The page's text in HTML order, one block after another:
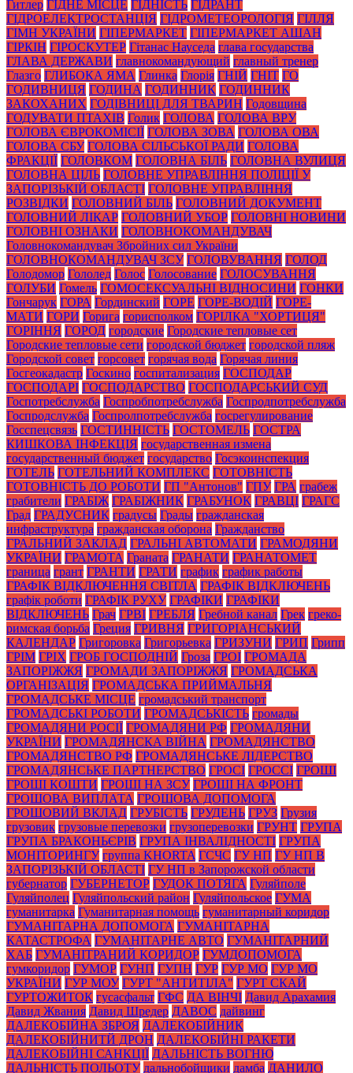
Гитлер ГІДНЕ МІСЦЕ ГІДНІСТЬ ГІДРАНТ
ГІДРОЕЛЕКТРОСТАНЦІЯ ГІДРОМЕТЕОРОЛОГІЯ ГІЛЛЯ
ГІМН УКРАЇНИ ГІПЕРМАРКЕТ ГІПЕРМАРКЕТ АШАН
ГІРКІН ГІРОСКУТЕР Гітанас Науседа глава государства
ГЛАВА ДЕРЖАВИ главнокомандующий главный тренер
Глазго ГЛИБОКА ЯМА Глинка Глорія ГНІЙ ГНІТ ГО
ГОДИВНИЦЯ ГОДИНА ГОДИННИК ГОДИННИК
ЗАКОХАНИХ ГОДІВНИЦІ ДЛЯ ТВАРИН Годовщина
ГОДУВАТИ ПТАХІВ Голик ГОЛОВА ГОЛОВА ВРУ
ГОЛОВА ЄВРОКОМІСІЇ ГОЛОВА ЗОВА ГОЛОВА ОВА
ГОЛОВА СБУ ГОЛОВА СІЛЬСЬКОЇ РАДИ ГОЛОВА
ФРАКЦІЇ ГОЛОВКОМ ГОЛОВНА БІЛЬ ГОЛОВНА ВУЛИЦЯ
ГОЛОВНА ЦІЛЬ ГОЛОВНЕ УПРАВЛІННЯ ПОЛІЦІЇ У
ЗАПОРІЗЬКІЙ ОБЛАСТІ ГОЛОВНЕ УПРАВЛІННЯ
РОЗВІДКИ ГОЛОВНИЙ БІЛЬ ГОЛОВНИЙ ДОКУМЕНТ
ГОЛОВНИЙ ЛІКАР ГОЛОВНИЙ УБОР ГОЛОВНІ НОВИНИ
ГОЛОВНІ ОЗНАКИ ГОЛОВНОКОМАНДУВАЧ
Головнокомандувач Збройних сил України
ГОЛОВНОКОМАНДУВАЧ ЗСУ ГОЛОВУВАННЯ ГОЛОД
Голодомор Гололед Голос Голосование ГОЛОСУВАННЯ
ГОЛУБИ Гомель ГОМОСЕКСУАЛЬНІ ВІДНОСИНИ ГОНКИ
Гончарук ГОРА Гординский ГОРЕ ГОРЕ-ВОДІЙ ГОРЕ-
МАТИ ГОРИ Горига горисполком ГОРІЛКА "ХОРТИЦЯ"
ГОРІННЯ ГОРОД городские Городские тепловые сет
Городские тепловые сети городской бюджет городской пляж
Городской совет горсовет горячая вода Горячая линия
Госгеокадастр Госкино госпитализация ГОСПОДАР
ГОСПОДАРІ ГОСПОДАРСТВО ГОСПОДАРСЬКИЙ СУД
Госпотребслужба Госпробпотребслужба Госпродпотребслужба
Госпродслужба Госпролпотребслужба госрегулирование
Госспецсвязь ГОСТИННІСТЬ ГОСТОМЕЛЬ ГОСТРА
КИШКОВА ІНФЕКЦІЯ государственная измена
государственный бюджет государство Госэкоинспекция
ГОТЕЛЬ ГОТЕЛЬНИЙ КОМПЛЕКС ГОТОВНІСТЬ
ГОТОВНІСТЬ ДО РОБОТИ ГП "Антонов" ГПУ ГРА грабеж
грабители ГРАБІЖ ГРАБІЖНИК ГРАБУНОК ГРАВЦІ ГРАГС
Град ГРАДУСНИК градусы Грады гражданская
инфраструктура гражданская оборона Гражданство
ГРАЛЬНИЙ ЗАКЛАД ГРАЛЬНІ АВТОМАТИ ГРАМОДЯНИ
УКРАЇНИ ГРАМОТА Граната ГРАНАТИ ГРАНАТОМЕТ
граница грант ГРАНТИ ГРАТИ график график работы
ГРАФІК ВІДКЛЮЧЕННЯ СВІТЛА ГРАФІК ВІДКЛЮЧЕНЬ
графік роботи ГРАФІК РУХУ ГРАФІКИ ГРАФІКИ
ВІДКЛЮЧЕНЬ Грач ГРВІ ГРЕБЛЯ Гребной канал Грек греко-
римская борьба Греция ГРИВНЯ ГРИГОРІАНСЬКИЙ
КАЛЕНДАР Григоровка Григорьевка ГРИЗУНИ ГРИП Грипп
ГРІМ ГРІХ ГРОБ ГОСПОДНІЙ Гроза ГРОІ ГРОМАДА
ЗАПОРІЖЖЯ ГРОМАДИ ЗАПОРІЖЖЯ ГРОМАДСЬКА
ОРГАНІЗАЦІЯ ГРОМАДСЬКА ПРИЙМАЛЬНЯ
ГРОМАДСЬКЕ МІСЦЕ громадський транспорт
ГРОМАДСЬКІ РОБОТИ ГРОМАДСЬКІСТЬ громады
ГРОМАДЯНИ РОСІЇ ГРОМАДЯНИ РФ ГРОМАДЯНИ
УКРАЇНИ ГРОМАДЯНСКА ВІЙНА ГРОМАДЯНСТВО
ГРОМАДЯНСТВО РФ ГРОМАДЯНСЬКЕ ЛІДЕРСТВО
ГРОМАДЯНСЬКЕ ПАРТНЕРСТВО ГРОСІ ГРОССІ ГРОШІ
ГРОШІ КОШТИ ГРОШІ НА ЗСУ ГРОШІ НА ФРОНТ
ГРОШОВА ВИПЛАТА ГРОШОВА ДОПОМОГА
ГРОШОВИЙ ВКЛАД ГРУБІСТЬ ГРУДЕНЬ ГРУЗ Грузия
грузовик грузовые перевозки грузоперевозки ГРУНТ ГРУПА
ГРУПА БРАКОНЬЄРІВ ГРУПА ІНВАЛІДНОСТІ ГРУПА
МОНІТОРИНГУ группа KHORTA ГСЧС ГУ НП ГУ НП В
ЗАПОРІЗЬКІЙ ОБЛАСТІ ГУ НП в Запорожской области
губернатор ГУБЕРНЕТОР ГУДОК ПОТЯГА Гуляйполе
Гуляйполец Гуляйпольский район Гуляйпольское ГУМА
гуманитарка Гуманитарная помощь гуманитарный коридор
ГУМАНІТАРНА ДОПОМОГА ГУМАНІТАРНА
КАТАСТРОФА ГУМАНІТАРНЕ АВТО ГУМАНІТАРНИЙ
ХАБ ГУМАНІТРАНИЙ КОРИДОР ГУМДОПОМОГА
гумкоридор ГУМОР ГУНП ГУПН ГУР ГУР МО ГУР МО
УКРАЇНИ ГУР МОУ ГУРТ "АНТИТІЛА" ГУРТ СКАЙ
ГУРТОЖИТОК гусасфальт ГФС ДА ВІНЧІ Давид Арахамия
Давид Жвания Давид Шредер ДАВОС дайвинг
ДАЛЕКОБІЙНА ЗБРОЯ ДАЛЕКОБІЙНИК
ДАЛЕКОБІЙНИТЙ ДРОН ДАЛЕКОБІЙНІ РАКЕТИ
ДАЛЕКОБІЙНІ САНКЦІЇ ДАЛЬНІСТЬ ВОГНЮ
ДАЛЬНІСТЬ ПОЛЬОТУ дальнобойщики дамба ДАНИЛО